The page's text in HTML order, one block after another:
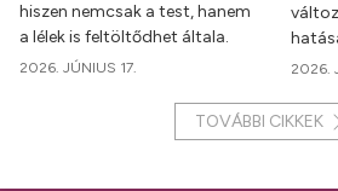
hiszen nemcsak a test, hanem
a lélek is feltöltődhet általa.
2026. JÚNIUS 17. 2026.
TOVÁBBI CIKKEK